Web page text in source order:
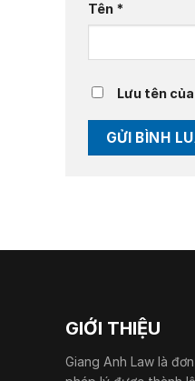
Tên *
Lưu tên
GIỚI THIỆU
Giang Anh Law là